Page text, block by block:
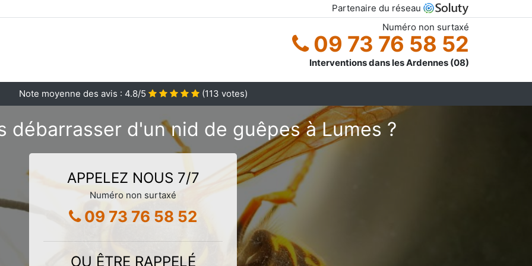
Partenaire du réseau
Numéro non surtaxé
09 73 76 58 52
Interventions dans les Ardennes (08)
Note moyenne des avis : 4.8/5 (113 votes)
débarrasser d'un nid de guêpes à Lumes ?
APPELEZ NOUS 7/7
Numéro non surtaxé
09 73 76 58 52
OU ÊTRE RAPPELÉ